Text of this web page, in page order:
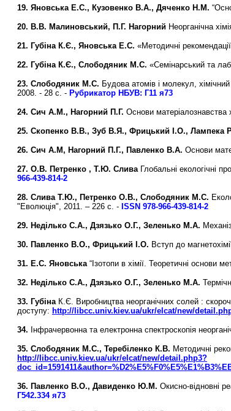
19. Яновська Е.С., Кузовенко В.А., Дяченко Н.М.
20. В.В. Малиновський, П.Г. НагорнийНеорганічна
21. Губіна К.Є., Яновська Е.С. «Методичні
22. Губіна К.Є., Слободяник М.С. «Семінарський та
23. Слободяник М.С. Будова атомів і молекул,
2008. - 28 с. - Рубрикатор НБУВ: Г11 я73
24. Сич А.М., Нагорний П.Г. Основи матеріалознавства
25. Скопенко В.В., Зуб В.Я., Фрицький І.О., Лампека
26. Сич А.М, Нагорний П.Г., Павленко В.А. Основи
27. О.В. Петренко , Т.Ю. СливаГлобальні екологічні
966-439-814-2
28. Слива Т.Ю., Петренко О.В., Слободяник М.С.
"Еволюція", 2011. – 226 с. -ISSN 978-966-439-814-2
29. Неділько С.А., Дзязько О.Г., Зеленько М.А.
30. Павленко В.О., Фрицький І.О. Вступ до
31. Е.С. Яновська“Ізотопи в хімії. Теоретичні основи
32. Неділько С.А., Дзязько О.Г., Зеленько М.А.
33. ГубінаК.Є. Виробництва неорганічних солей :
доступу: http://libcc.univ.kiev.ua/ukr/elcat/new/
34. Інфрачервонна та електронна спектроскопія
35. Слободяник М.С., Теребіленко К.В. Методичні
http://libcc.univ.kiev.ua/ukr/elcat/new/detail.php3?
36. Павленко В.О., Давиденко Ю.М. Окисно-відновні
Г542.334 я73